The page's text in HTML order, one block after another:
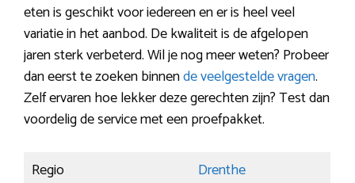
eten is geschikt voor iedereen en er is heel veel
variatie in het aanbod. De kwaliteit is de afgelopen
jaren sterk verbeterd. Wil je nog meer weten? Probeer
dan eerst te zoeken binnende veelgestelde vragen.
Zelf ervaren hoe lekker deze gerechten zijn? Test dan
voordelig de service met een proefpakket.
Regio
Drenthe